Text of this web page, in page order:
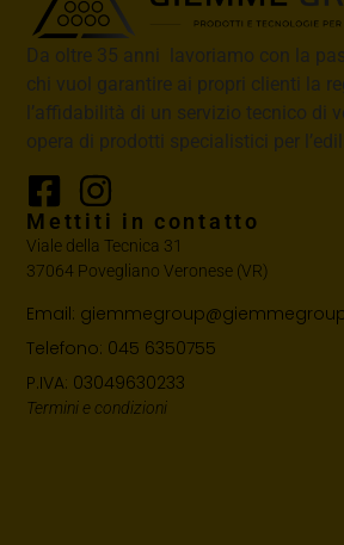
Da oltre 35 anni lavoriamo con la
chi vuol garantire ai propri clienti la
l’affidabilità di un servizio tecnico di
opera di prodotti specialistici per
Mettiti in contatto
Viale della Tecnica 31
37064 Povegliano Veronese (VR)
Email:
Telefono: 045 6350755
P.IVA: 03049630233
Termini e condizioni